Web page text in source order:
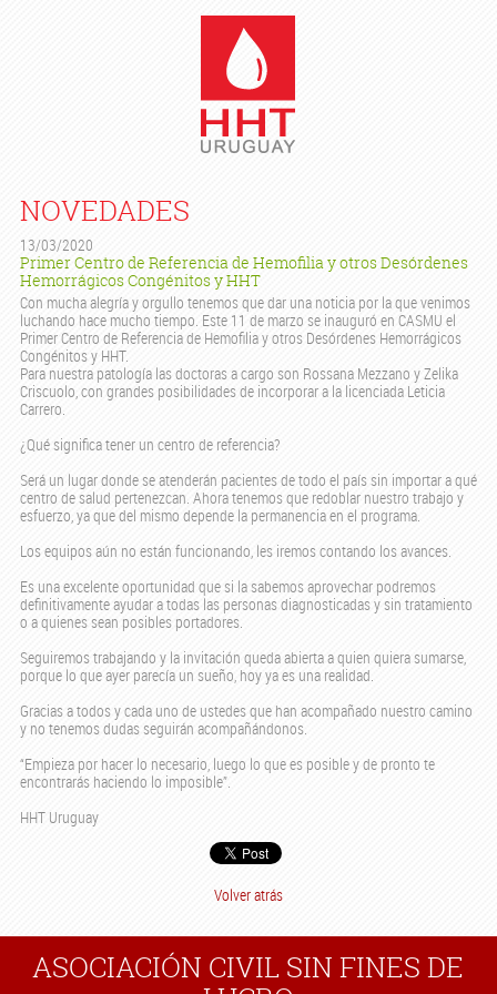
NOVEDADES
13/03/2020
Primer Centro de Referencia de Hemofilia y otros Desórdenes
Hemorrágicos Congénitos y HHT
Con mucha alegría y orgullo tenemos que dar una noticia por la que venimos
luchando hace mucho tiempo. Este 11 de marzo se inauguró en CASMU el
Primer Centro de Referencia de Hemofilia y otros Desórdenes Hemorrágicos
Congénitos y HHT.
Para nuestra patología las doctoras a cargo son Rossana Mezzano y Zelika
Criscuolo, con grandes posibilidades de incorporar a la licenciada Leticia
Carrero.
¿Qué significa tener un centro de referencia?
Será un lugar donde se atenderán pacientes de todo el país sin importar a qué
centro de salud pertenezcan. Ahora tenemos que redoblar nuestro trabajo y
esfuerzo, ya que del mismo depende la permanencia en el programa.
Los equipos aún no están funcionando, les iremos contando los avances.
Es una excelente oportunidad que si la sabemos aprovechar podremos
definitivamente ayudar a todas las personas diagnosticadas y sin tratamiento
o a quienes sean posibles portadores.
Seguiremos trabajando y la invitación queda abierta a quien quiera sumarse,
porque lo que ayer parecía un sueño, hoy ya es una realidad.
Gracias a todos y cada uno de ustedes que han acompañado nuestro camino
y no tenemos dudas seguirán acompañándonos.
“Empieza por hacer lo necesario, luego lo que es posible y de pronto te
encontrarás haciendo lo imposible”.
HHT Uruguay
Volver atrás
ASOCIACIÓN CIVIL SIN FINES DE